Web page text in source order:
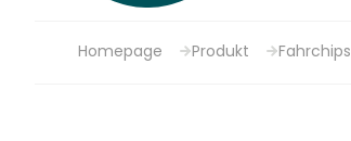
Homepage Produkt Fahrchips